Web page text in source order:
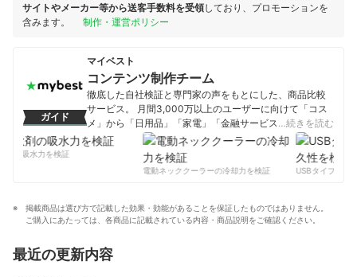
サイトやメーカー等から送客手数料を受領しており、プロモーションを
含みます。
制作・運営ポリシー
ガイド
マイベスト
コンテンツ制作チーム
徹底した自社検証と専門家の声をもとにした、商品比較
サービス。 月間3,000万以上のユーザーに向けて「コス
メ」から「日用品」「家電」「金融サービス」まで、ベ
ストな商品を選んでもらうために、毎日コンテンツを制
コンテンツ制作チームのプロフィール
…続きを読む
の吸水力を検証
電動ネッククーラーの冷却力を検証
USBタイプCケー
掲載商品は選び方で記載した効果・効能があることを保証したものではありません。
ご購入にあたっては、各商品に記載されている内容・商品説明をご確認ください。
最近の更新内容